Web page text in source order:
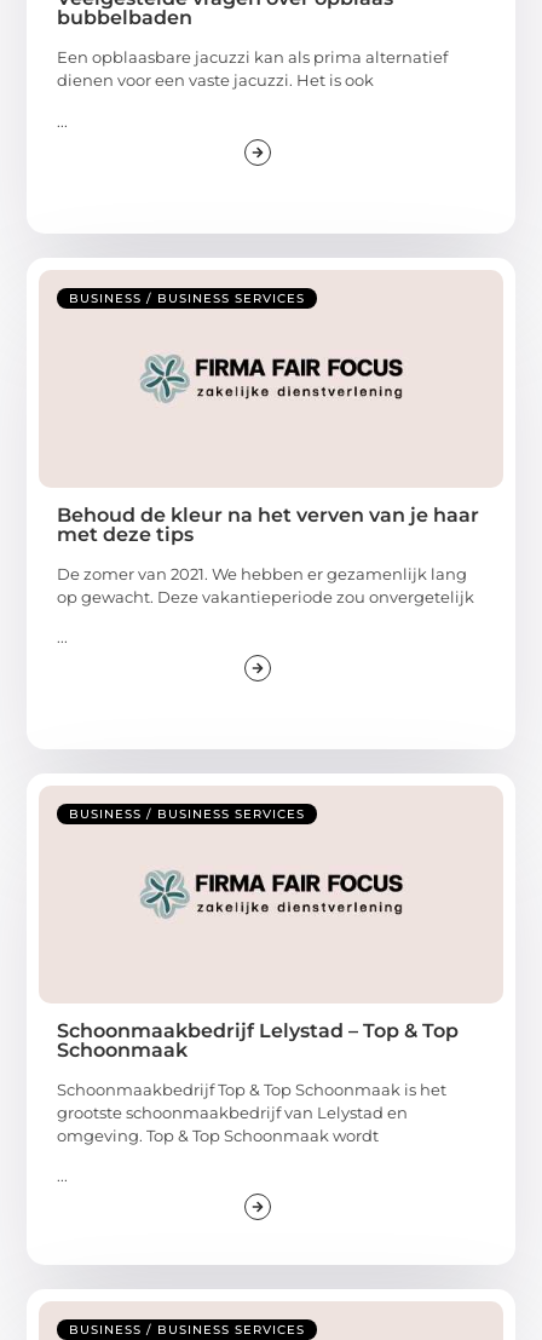
bubbelbaden
Een opblaasbare jacuzzi kan als prima alternatief
dienen voor een vaste jacuzzi. Het is ook
...
BUSINESS / BUSINESS SERVICES
Behoud de kleur na het verven van je haar
met deze tips
De zomer van 2021. We hebben er gezamenlijk lang
op gewacht. Deze vakantieperiode zou onvergetelijk
...
BUSINESS / BUSINESS SERVICES
Schoonmaakbedrijf Lelystad – Top & Top
Schoonmaak
Schoonmaakbedrijf Top & Top Schoonmaak is het
grootste schoonmaakbedrijf van Lelystad en
omgeving. Top & Top Schoonmaak wordt
...
BUSINESS / BUSINESS SERVICES